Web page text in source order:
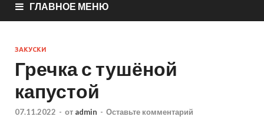
ГЛАВНОЕ МЕНЮ
ЗАКУСКИ
Гречка с тушёной
капустой
07.11.2022 - от admin - Оставьте комментарий